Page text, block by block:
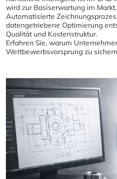
wird zur Basiserwartung im Markt.
Automatisierte
datengetriebene Optimierung
Qualität und Kostenstruktur.
Erfahren Sie, warum
Wettbewerbsvorsprung zu